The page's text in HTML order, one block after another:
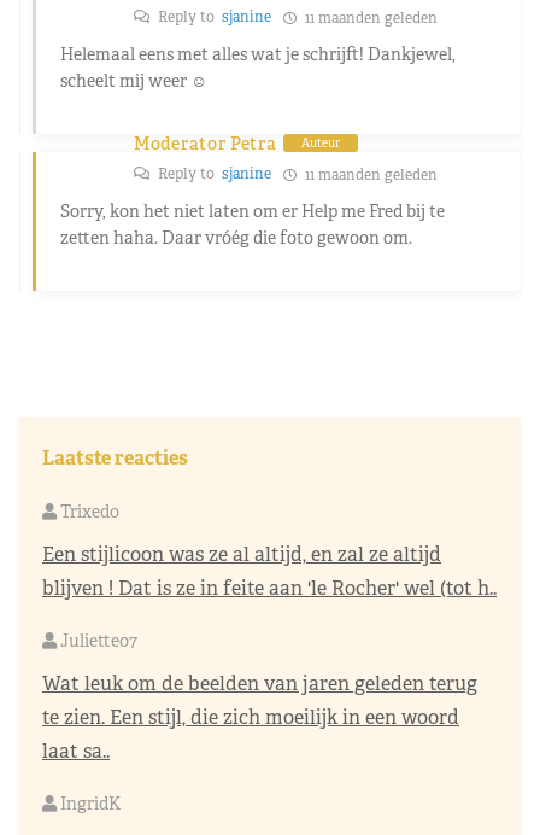
Reply to sjanine 11 maanden geleden
Helemaal eens met alles wat je schrijft! Dankjewel,
scheelt mij weer ☺️
Moderator Petra Auteur
Reply to sjanine 11 maanden geleden
Sorry, kon het niet laten om er Help me Fred bij te
zetten haha. Daar vróég die foto gewoon om.
Laatste reacties
Trixedo
Een stijlicoon was ze al altijd, en zal ze altijd
blijven ! Dat is ze in feite aan 'le Rocher' wel (tot h..
Juliette07
Wat leuk om de beelden van jaren geleden terug
te zien. Een stijl, die zich moeilijk in een woord
laat sa..
IngridK